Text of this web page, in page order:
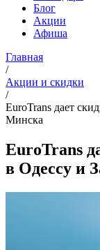
Блог
Акции
Афиша
Главная
/
Акции и скидки
/
EuroTrans дает
Минска
EuroTrans
в Одессу и